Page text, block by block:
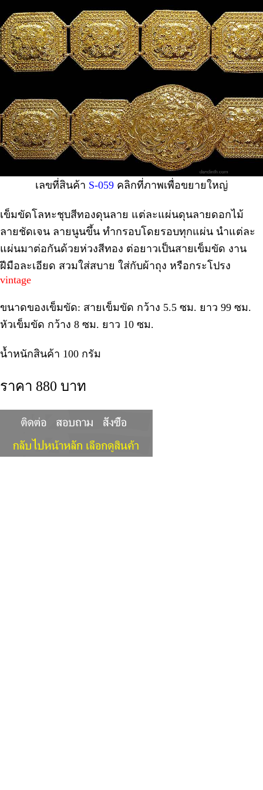
เลขที่สินค้า S-059 คลิกที่ภาพเพื่อขยายใหญ่
เข็มขัดโลหะชุบสีทองดุนลาย แต่ละแผ่นดุนลายดอกไม้
ลายชัดเจน ลายนูนขึ้น ทำกรอบโดยรอบทุกแผ่น นำแต่ละ
แผ่นมาต่อกันด้วยห่วงสีทอง ต่อยาวเป็นสายเข็มขัด งาน
ฝีมือละเอียด สวมใส่สบาย ใส่กับผ้าถุง หรือกระโปรง
vintage
ขนาดของเข็มขัด: สายเข็มขัด กว้าง 5.5 ซม. ยาว 99 ซม.
หัวเข็มขัด กว้าง 8 ซม. ยาว 10 ซม.
น้ำหนักสินค้า 100 กรัม
ราคา 880 บาท